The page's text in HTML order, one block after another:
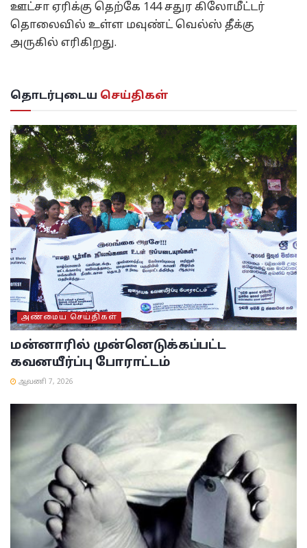
ஊட்சா ஏரிக்கு தெற்கே 144 சதுர கிலோமீட்டர்
தொலைவில் உள்ள மவுண்ட் வெல்ஸ் தீக்கு
அருகில் எரிகிறது.
தொடர்புடைய செய்திகள்
அண்மைய செய்திகள்
மன்னாரில் முன்னெடுக்கப்பட்ட
கவனயீர்ப்பு போராட்டம்
ஆவணி 7, 2026